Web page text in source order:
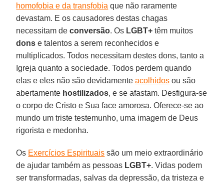
homofobia e da transfobia que não raramente
devastam. E os causadores destas chagas
necessitam deconversão. Os LGBT+ têm muitos
dons e talentos a serem reconhecidos e
multiplicados. Todos necessitam destes dons, tanto a
Igreja quanto a sociedade. Todos perdem quando
elas e eles não são devidamenteacolhidos ou são
abertamente hostilizados, e se afastam. Desfigura-se
o corpo de Cristo e Sua face amorosa. Oferece-se ao
mundo um triste testemunho, uma imagem de Deus
rigorista e medonha.
Os Exercícios Espirituais são um meio extraordinário
de ajudar também as pessoas LGBT+. Vidas podem
ser transformadas, salvas da depressão, da tristeza e